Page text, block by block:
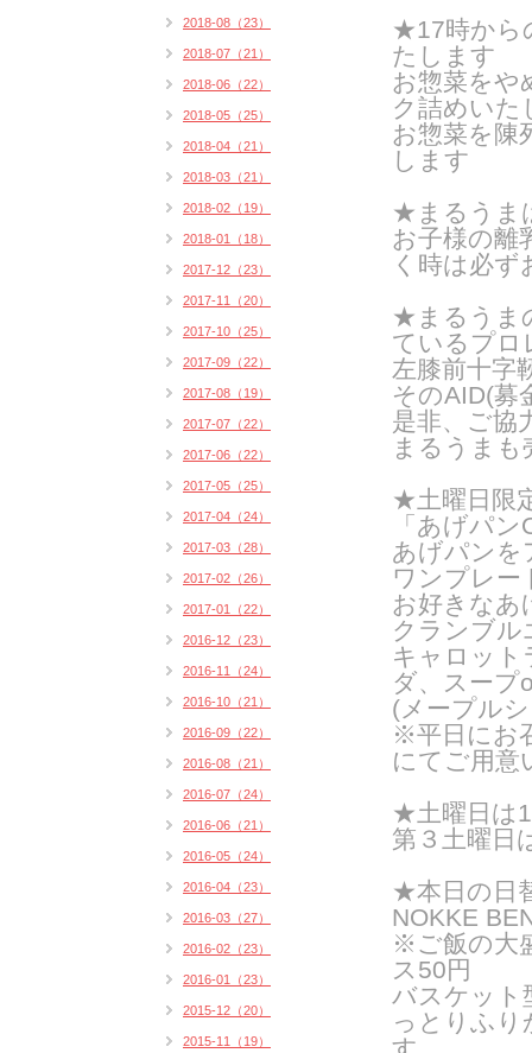
★17時から
たします
お惣菜をや
ク詰めいた
お惣菜を陳
します
★まるうま
お子様の離
く時は 必ず
★まるうま
ているプロ
左膝前十字
そのAID(募
是非、ご協
まるうまも
★土曜日限
「あげパ
あげパンを
ワンプレー
お好きなあ
クランブル
キャロット
ダ、スープ
(メープル
※平日にお
にてご用意
★土曜日は
第３土曜日
★本日の日
NOKKE
※ご飯の大
ス50円
バスケット
っとりふり
2018-08（23）
2018-07（21）
2018-06（22）
2018-05（25）
2018-04（21）
2018-03（21）
2018-02（19）
2018-01（18）
2017-12（23）
2017-11（20）
2017-10（25）
2017-09（22）
2017-08（19）
2017-07（22）
2017-06（22）
2017-05（25）
2017-04（24）
2017-03（28）
2017-02（26）
2017-01（22）
2016-12（23）
2016-11（24）
2016-10（21）
2016-09（22）
2016-08（21）
2016-07（24）
2016-06（21）
2016-05（24）
2016-04（23）
2016-03（27）
2016-02（23）
2016-01（23）
2015-12（20）
2015-11（19）